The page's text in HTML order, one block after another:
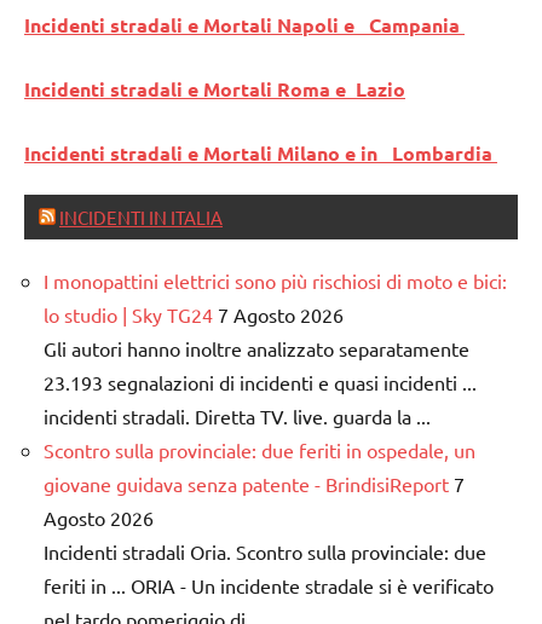
Incidenti stradali e Mortali Napoli e Campania
Incidenti stradali e Mortali Roma e Lazio
Incidenti stradali e Mortali Milano e in Lombardia
INCIDENTI IN ITALIA
I monopattini elettrici sono più rischiosi di moto e bici:
lo studio | Sky TG24 7 Agosto 2026
Gli autori hanno inoltre analizzato separatamente
23.193 segnalazioni di incidenti e quasi incidenti ...
incidenti stradali. Diretta TV. live. guarda la ...
Scontro sulla provinciale: due feriti in ospedale, un
giovane guidava senza patente - BrindisiReport 7
Agosto 2026
Incidenti stradali Oria. Scontro sulla provinciale: due
feriti in ... ORIA - Un incidente stradale si è verificato